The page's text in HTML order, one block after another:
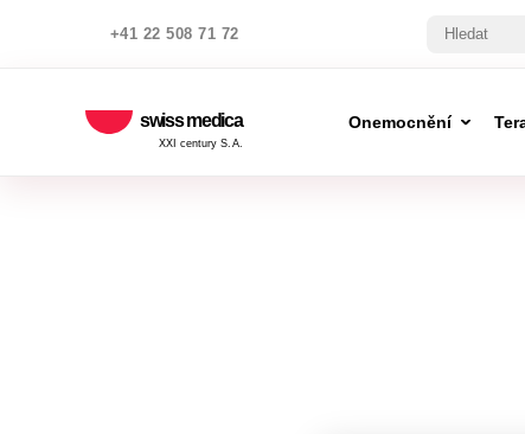
+41 22 508 71 72
swiss medica
XXI century S.A.
Onemocnění